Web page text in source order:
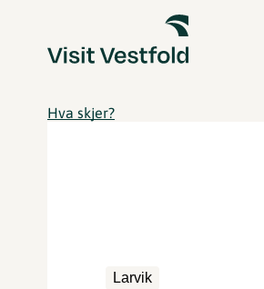
Hva skjer?
Larvik